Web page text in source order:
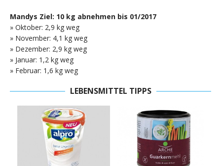
Mandys Ziel: 10 kg abnehmen bis 01/2017
» Oktober: 2,9 kg weg
» November: 4,1 kg weg
» Dezember: 2,9 kg weg
» Januar: 1,2 kg weg
» Februar: 1,6 kg weg
LEBENSMITTEL TIPPS